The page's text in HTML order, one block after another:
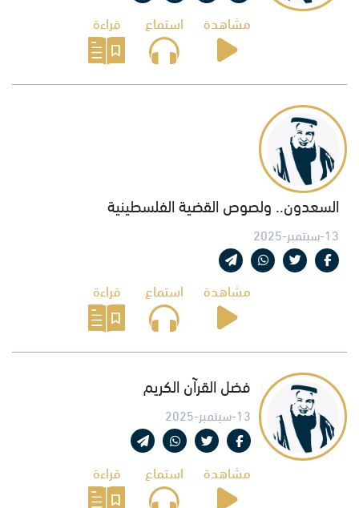
مشاهدة استماع قراءة
السعدون.. ولصوص القضية الفلسطينية
13-سبتمبر-2025
مشاهدة استماع قراءة
فضل القرآن الكريم
13-سبتمبر-2025
مشاهدة استماع قراءة